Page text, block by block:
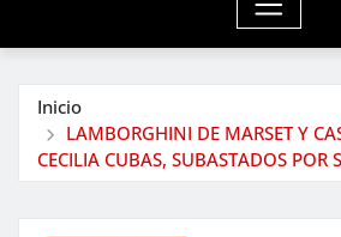
Inicio
LAMBORGHINI DE MARSET Y
CECILIA CUBAS, SUBASTADOS POR